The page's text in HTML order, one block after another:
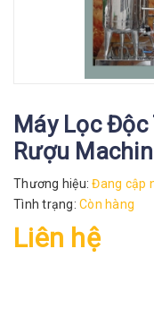
Máy Lọc
Rượu
Thương hiệu: Đang cập
Tình trạng: Còn hàng
Liên hệ